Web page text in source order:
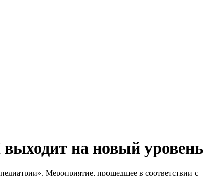
на новый уровень
Мероприятие, прошедшее в соответствии с